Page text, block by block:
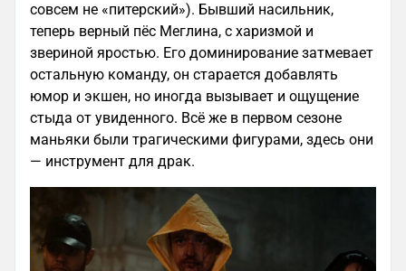
совсем не «питерский»). Бывший насильник,
теперь верный пёс Меглина, с харизмой и
звериной яростью. Его доминирование затмевает
остальную команду, он старается добавлять
юмор и экшен, но иногда вызывает и ощущение
стыда от увиденного. Всё же в первом сезоне
маньяки были трагическими фигурами, здесь они
— инструмент для драк.